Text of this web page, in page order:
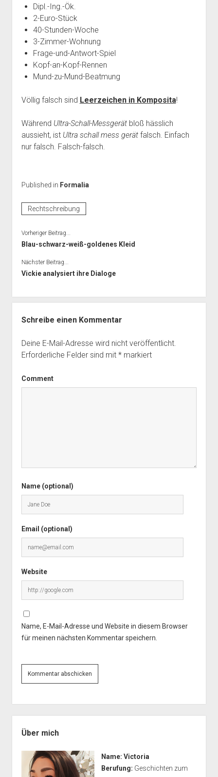
Dipl.-Ing.-Ök.
2-Euro-Stück
40-Stunden-Woche
3-Zimmer-Wohnung
Frage-und-Antwort-Spiel
Kopf-an-Kopf-Rennen
Mund-zu-Mund-Beatmung
Völlig falsch sind Leerzeichen in Komposita!
Während Ultra-Schall-Messgerätbloß hässlich
aussieht, ist Ultra schall mess gerät falsch. Einfach
nur falsch. Falsch-falsch.
Published in Formalia
Rechtschreibung
Vorheriger Beitrag...
Blau-schwarz-weiß-goldenes Kleid
Nächster Beitrag...
Vickie analysiert ihre Dialoge
Schreibe einen Kommentar
Deine E-Mail-Adresse wird nicht veröffentlicht.
Erforderliche Felder sind mit *markiert
Comment
Name (optional)
Email (optional)
Website
Name, E-Mail-Adresse und Website in diesem Browser
für meinen nächsten Kommentar speichern.
Über mich
Name: Victoria
Berufung: Geschichten zum